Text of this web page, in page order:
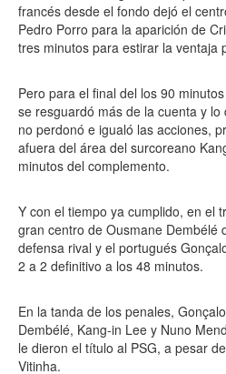
francés desde el fondo dejó el
Pedro Porro para la aparición de
tres minutos para estirar la ventaja
Pero para el final del los 90
se resguardó más de la cuenta y
no perdonó e igualó las acciones,
afuera del área del surcoreano
minutos del complemento.
Y con el tiempo ya cumplido, en el
gran centro de Ousmane Dembélé
defensa rival y el portugués
2 a 2 definitivo a los 48 minutos.
En la tanda de los penales,
Dembélé, Kang-in Lee y Nuno
le dieron el título al PSG, a pesar
Vitinha.